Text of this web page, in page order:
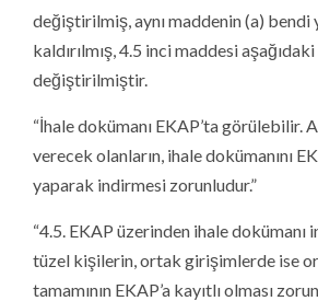
değiştirilmiş, aynı maddenin (a)
kaldırılmış, 4.5 inci maddesi
değiştirilmiştir.
“İhale dokümanı EKAP’ta görülebilir.
verecek olanların, ihale dokümanını
yaparak indirmesi zorunludur.”
“4.5. EKAP üzerinden ihale dokümanı
tüzel kişilerin, ortak girişimlerde ise
tamamının EKAP’a kayıtlı olması